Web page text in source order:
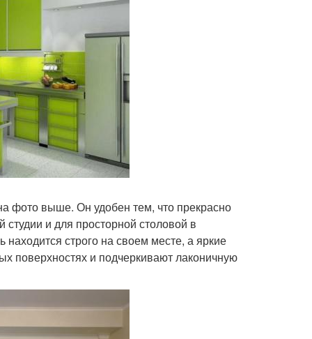
фото выше. Он удобен тем, что прекрасно
и для просторной столовой в
строго на своем месте, а яркие
поверхностях и подчеркивают лаконичную